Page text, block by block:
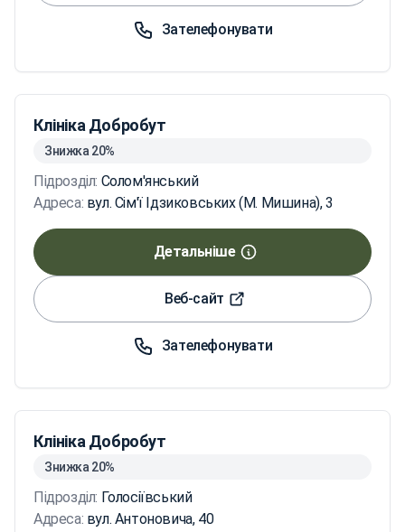
Зателефонувати
Клініка Добробут
Знижка 20%
Підрозділ: Солом'янський
Адреса: вул. Сім'ї Ідзиковських (М. Мишина), 3
Детальніше
Веб-сайт
Зателефонувати
Клініка Добробут
Знижка 20%
Підрозділ: Голосіївський
Адреса: вул. Антоновича, 40